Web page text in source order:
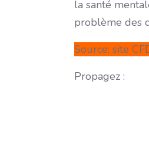
la santé
problème des
Source: site
Propagez :